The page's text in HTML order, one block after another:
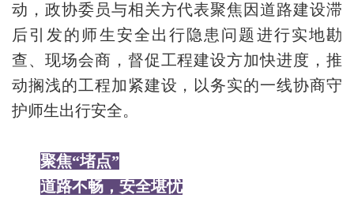
动，政协委员与相关方代表聚焦因道路建设滞
后引发的师生安全出行隐患问题进行实地勘
查、现场会商，督促工程建设方加快进度，推
动搁浅的工程加紧建设，以务实的一线协商守
护师生出行安全。
聚焦“堵点”
道路不畅，安全堪忧